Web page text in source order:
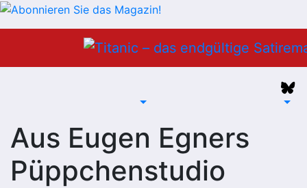
Aus Eugen Egners
Püppchenstudio